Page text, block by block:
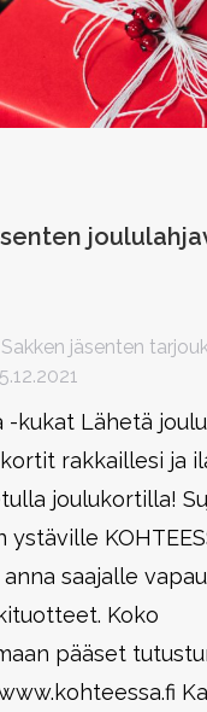
Sakken jäsenten
-kukat Lähetä
rakkaillesi ja
joulukortilla!
saajalle
Koko
pääset